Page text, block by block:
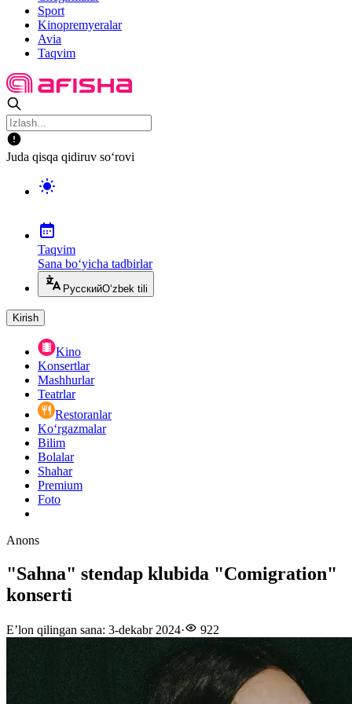
Sport
Kinopremyeralar
Avia
Taqvim
Juda qisqa qidiruv so‘rovi
Taqvim
Sana bo‘yicha tadbirlar
РусскийO‘zbek tili
Kirish
Kino
Konsertlar
Mashhurlar
Teatrlar
Restoranlar
Ko‘rgazmalar
Bilim
Bolalar
Shahar
Premium
Foto
Anons
"Sahna" stendap klubida "Comigration"
konserti
E’lon qilingan sana: 3-dekabr 2024· 922